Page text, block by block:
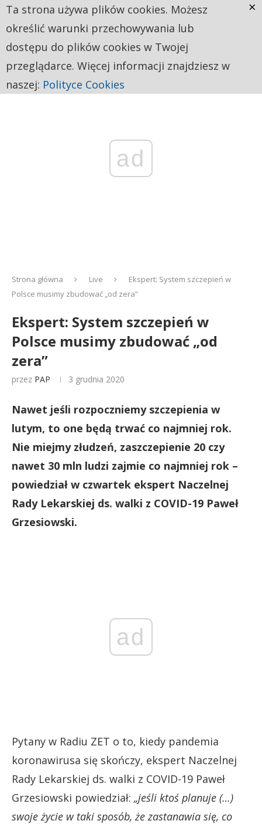
ad
Strona główna Live
Ekspert: System szczepień w
Polsce musimy zbudować „od zera”
Ekspert: System szczepień w
Polsce musimy zbudować „od
zera”
przez PAP 3 grudnia 2020
Nawet jeśli rozpoczniemy szczepienia w
lutym, to one będą trwać co najmniej rok.
Nie miejmy złudzeń, zaszczepienie 20 czy
nawet 30 mln ludzi zajmie co najmniej rok –
powiedział w czwartek ekspert Naczelnej
Rady Lekarskiej ds. walki z COVID-19 Paweł
Grzesiowski.
ad
Pytany w Radiu ZET o to, kiedy pandemia
koronawirusa się skończy, ekspert Naczelnej
Rady Lekarskiej ds. walki z COVID-19 Paweł
Grzesiowski powiedział: „jeśli ktoś planuje (…)
swoje życie w taki sposób, że zastanawia się, co
Ta strona używa plików cookies. Możesz
określić warunki przechowywania lub
dostępu do plików cookies w Twojej
przeglądarce. Więcej informacji znajdziesz w
naszej: Polityce Cookies
×